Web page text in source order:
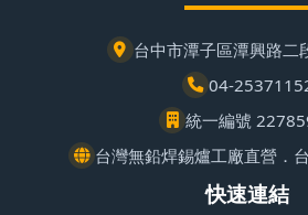
台中市潭子區潭興路二
04-
統一編號
台灣無鉛焊錫爐工廠直營．
快速連結